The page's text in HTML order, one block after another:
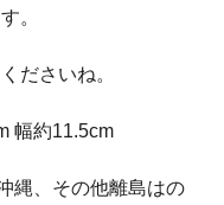
。
ださいね。
幅約11.5cm
縄、その他離島はの